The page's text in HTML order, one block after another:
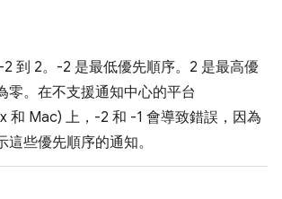
到 2。-2 是最低優先順序。2 是最高優
零。在不支援通知中心的平台
和 Mac) 上，-2 和 -1 會導致錯誤，因為
些優先順序的通知。